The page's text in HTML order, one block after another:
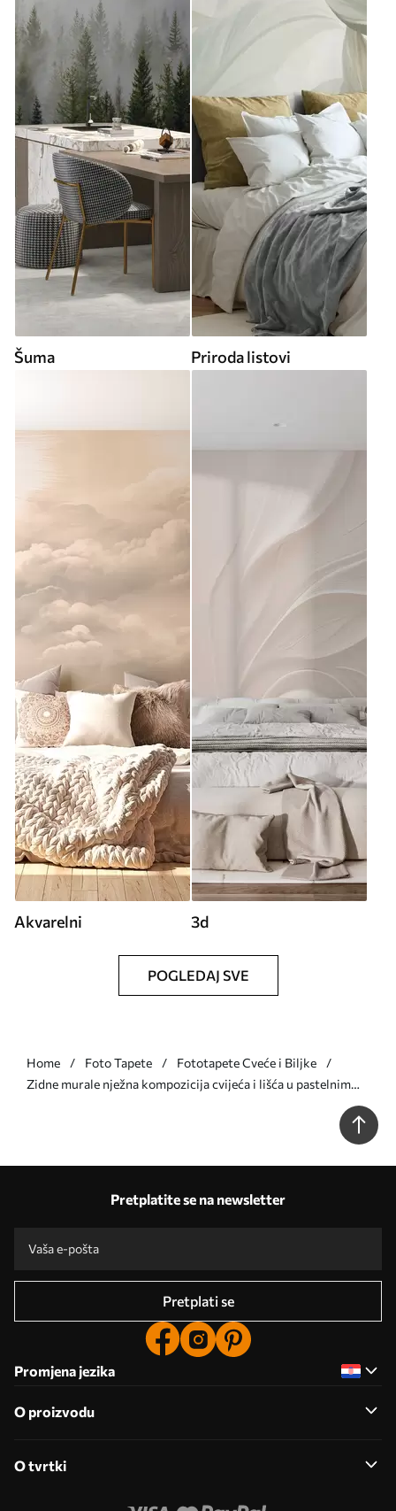
Šuma Priroda listovi
Akvarelni 3d
POGLEDAJ SVE
Home Foto Tapete
Fototapete Cveće i Biljke
Zidne murale nježna kompozicija cvijeća i lišća u pastelnim
Pretplatite se na newsletter
Pretplati se
Promjena jezika
O proizvodu
O tvrtki